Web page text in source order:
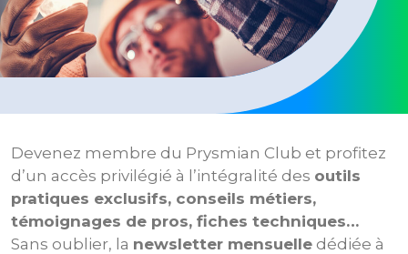
Devenez membre du Prysmian Club et profitez
d’un accès privilégié à l’intégralité des outils
pratiques exclusifs, conseils métiers,
témoignages de pros, fiches techniques…
Sans oublier, la newsletter mensuelle dédiée à